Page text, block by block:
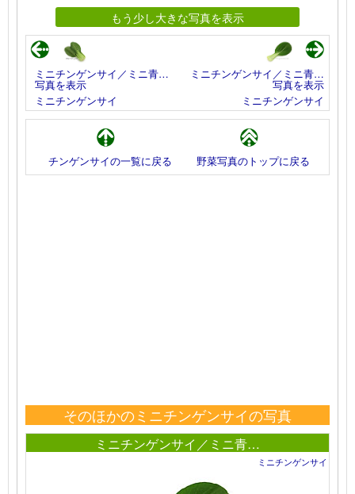
もう少し大きな写真を表示
ミニチンゲンサイ／ミニ青…
写真を表示
ミニチンゲンサイ
ミニチンゲンサイ／ミニ青…
写真を表示
ミニチンゲンサイ
チンゲンサイの一覧に戻る 野菜写真のトップに戻る
そのほかのミニチンゲンサイの写真
ミニチンゲンサイ／ミニ青…
ミニチンゲンサイ